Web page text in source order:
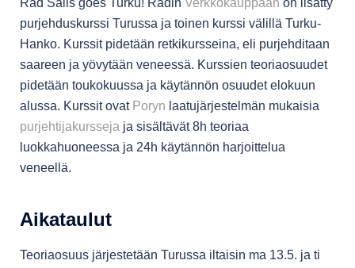
Rad Sails goes Turku! Radin Verkkokauppaan on lisätty
purjehduskurssi Turussa ja toinen kurssi välillä Turku-
Hanko. Kurssit pidetään retkikursseina, eli purjehditaan
saareen ja yövytään veneessä. Kurssien teoriaosuudet
pidetään toukokuussa ja käytännön osuudet elokuun
alussa. Kurssit ovat Poryn laatujärjestelmän mukaisia
purjehtijakursseja ja sisältävät 8h teoriaa
luokkahuoneessa ja 24h käytännön harjoittelua
veneellä.
Aikataulut
Teoriaosuus järjestetään Turussa iltaisin ma 13.5. ja ti